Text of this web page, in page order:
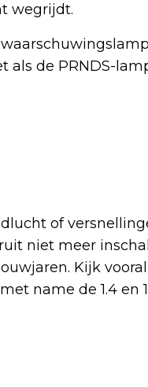
wegrijdt.
de PRNDS-
of
niet meer
Kijk
name de 1.4 en